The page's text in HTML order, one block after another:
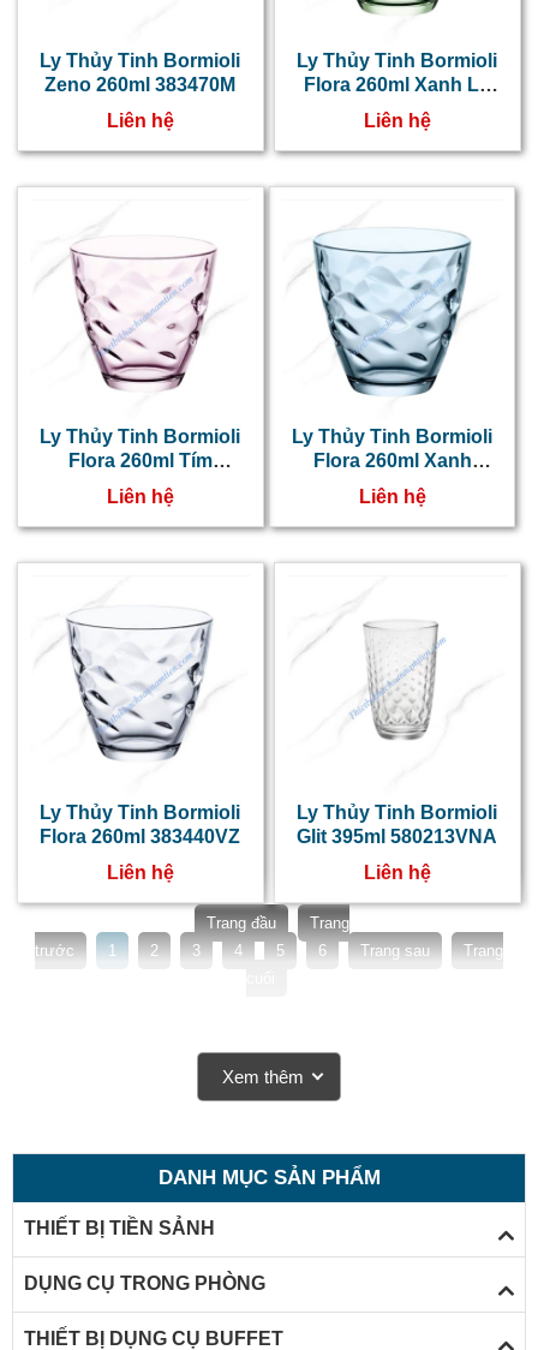
Ly Thủy Tinh Bormioli
Zeno 260ml 383470M
Liên hệ
Ly Thủy Tinh Bormioli
Flora 260ml Xanh Lá
384420V
Liên hệ
Ly Thủy Tinh Bormioli
Flora 260ml Tím
384410V
Liên hệ
Ly Thủy Tinh Bormioli
Flora 260ml Xanh
Dương 384400V
Liên hệ
Ly Thủy Tinh Bormioli
Flora 260ml 383440VZ
Liên hệ
Ly Thủy Tinh Bormioli
Glit 395ml 580213VNA
Liên hệ
Trang đầu
Trang
trước
1 2 3 4 5 6 Trang sau
Trang
Xem thêm
DANH MỤC SẢN PHẨM
THIẾT BỊ TIỀN SẢNH
DỤNG CỤ TRONG PHÒNG
THIẾT BỊ DỤNG CỤ BUFFET